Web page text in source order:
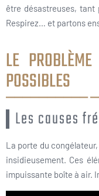
être désastreuses,
Respirez… et partons
LE
POSSIBLES
Les causes
La porte du
insidieusement. Ces
impuissante boîte à air.